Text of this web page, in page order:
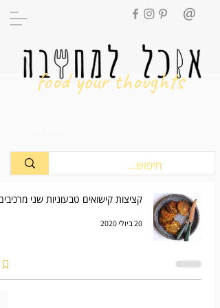
food your thoughts
קציצות קישואים טבעוניות שני
20 ביולי 2020